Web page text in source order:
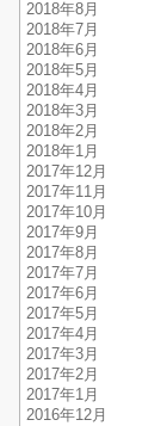
2018年8月
2018年7月
2018年6月
2018年5月
2018年4月
2018年3月
2018年2月
2018年1月
2017年12月
2017年11月
2017年10月
2017年9月
2017年8月
2017年7月
2017年6月
2017年5月
2017年4月
2017年3月
2017年2月
2017年1月
2016年12月